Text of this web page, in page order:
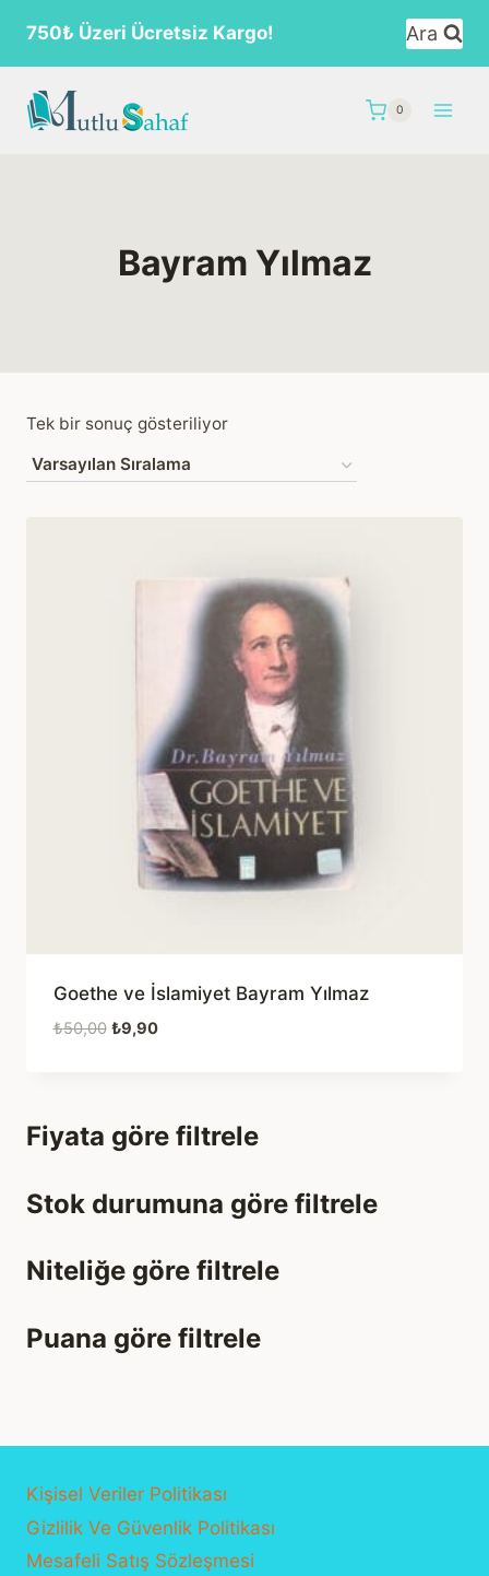
content
750₺ Üzeri Ücretsiz Kargo! Ara
0
Bayram Yılmaz
Tek bir sonuç gösteriliyor
Goethe ve İslamiyet Bayram Yılmaz
₺50,00 Orijinal
₺9,90Şu
Fiyata göre filtrele
Stok durumuna göre filtrele
Niteliğe göre filtrele
Puana göre filtrele
Kişisel Veriler Politikası
Gizlilik Ve Güvenlik Politikası
Mesafeli Satış Sözleşmesi